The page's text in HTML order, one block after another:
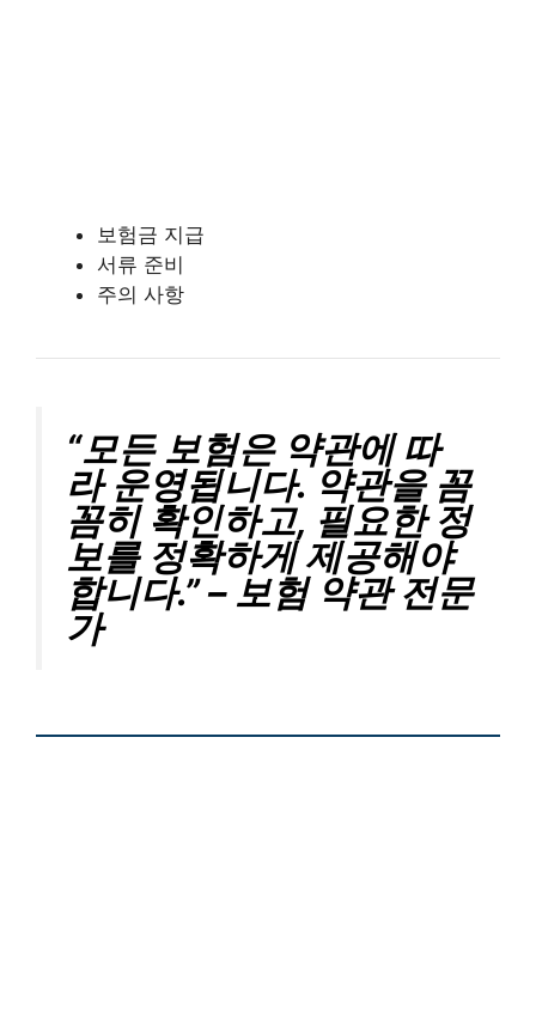
보험금 지급
서류 준비
주의 사항
“모든 보험은 약관에 따
라 운영됩니다. 약관을 꼼
꼼히 확인하고, 필요한 정
보를 정확하게 제공해야
합니다.” – 보험 약관 전문
가